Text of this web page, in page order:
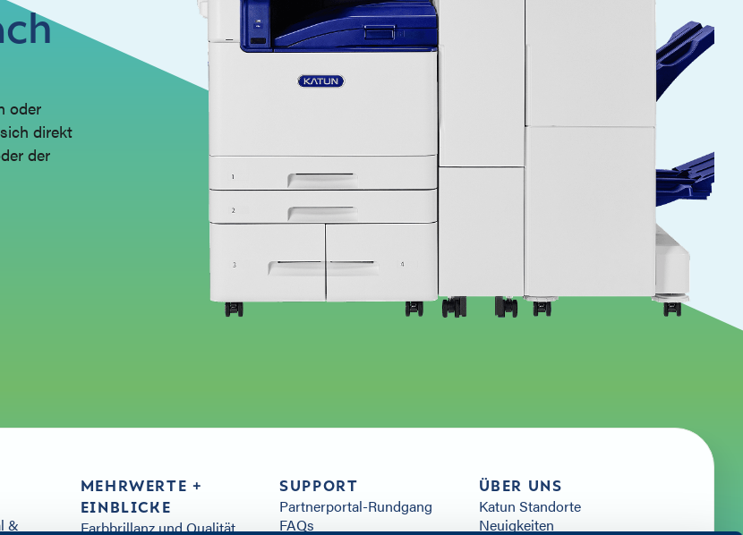
oder
direkt
der
&
MEHRWERTE +
EINBLICKE
Farbbrillanz und Qualität
SUPPORT
Partnerportal-Rundgang
FAQs
ÜBER UNS
Katun Standorte
Neuigkeiten